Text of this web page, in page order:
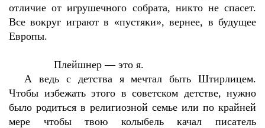
отличие от игрушечного собрата, никто не спасет.
Все вокруг играют в «пустяки», вернее, в будущее
Европы.
Плейшнер — это я.
А ведь с детства я мечтал быть Штирлицем.
Чтобы избежать этого в советском детстве, нужно
было родиться в религиозной семье или по крайней
мере чтобы твою колыбель качал писатель